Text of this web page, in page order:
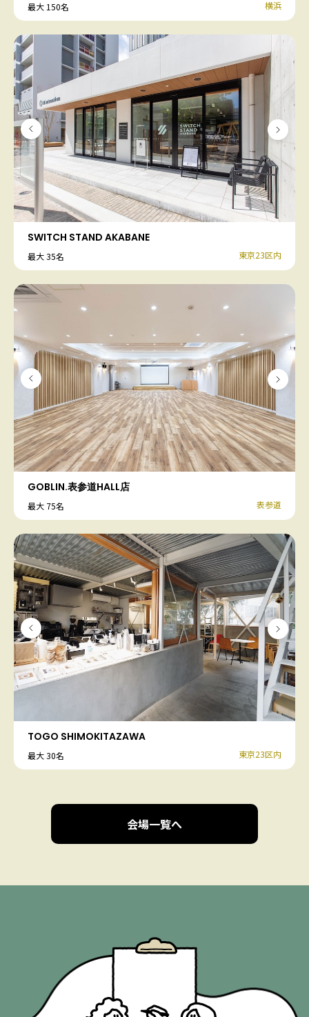
最大 150名 横浜
SWITCH STAND AKABANE
最大 35名 東京23区内
GOBLIN.表参道HALL店
最大 75名 表参道
TOGO SHIMOKITAZAWA
最大 30名 東京23区内
会場一覧へ